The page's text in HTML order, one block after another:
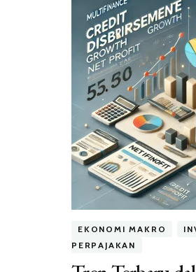
EKONOMI MAKRO
PERPAJAKAN